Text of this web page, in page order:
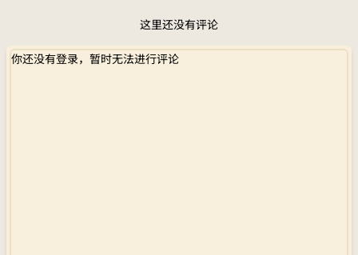
这里还没有评论
你还没有登录，暂时无法进行评论